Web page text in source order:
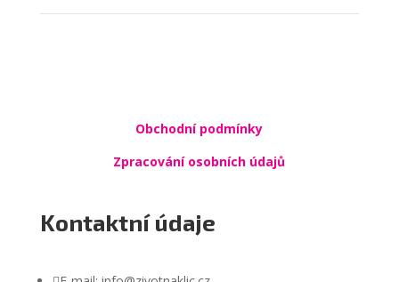
Obchodní podmínky
Zpracování osobních údajů
Kontaktní údaje